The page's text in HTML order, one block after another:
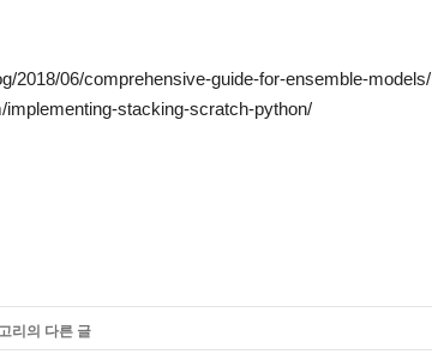
2018/06/comprehensive-guide-for-ensemble-models/
stacking-scratch-python/
리의 다른 글